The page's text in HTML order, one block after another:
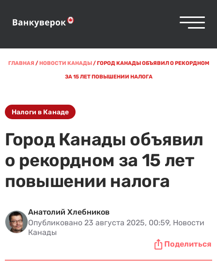
ГЛАВНАЯ /НОВОСТИ КАНАДЫ/ГОРОД КАНАДЫ ОБЪЯВИЛ О РЕКОРДНОМ
ЗА 15 ЛЕТ ПОВЫШЕНИИ НАЛОГА
Налоги в Канаде
Город Канады объявил
о рекордном за 15 лет
повышении налога
Анатолий Хлебников
Опубликовано 23 августа 2025, 00:59, Новости
Канады
Поделиться